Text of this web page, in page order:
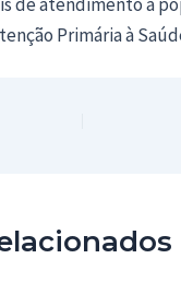
Primária à